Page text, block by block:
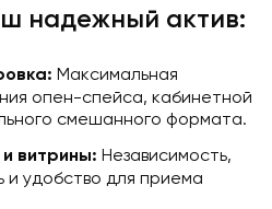
надежный актив:
Максимальная
опен-спейса, кабинетной
смешанного формата.
витрины: Независимость,
и удобство для приема